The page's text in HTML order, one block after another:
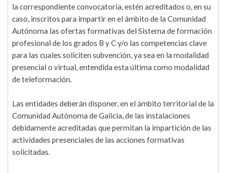
la correspondiente convocatoria, estén acreditados o, en su
caso, inscritos para impartir en el ámbito de la Comunidad
Autónoma las ofertas formativas del Sistema de formación
profesional de los grados B y C y/o las competencias clave
para las cuales soliciten subvención, ya sea en la modalidad
presencial o virtual, entendida esta última como modalidad
de teleformación.
Las entidades deberán disponer, en el ámbito territorial de la
Comunidad Autónoma de Galicia, de las instalaciones
debidamente acreditadas que permitan la impartición de las
actividades presenciales de las acciones formativas
solicitadas.